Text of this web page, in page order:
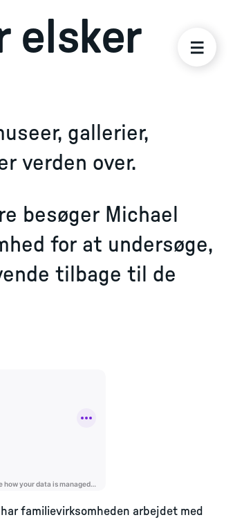
elsker
gallerier,
verden over.
besøger Michael
for at undersøge,
tilbage til de
familievirksomheden arbejdet med